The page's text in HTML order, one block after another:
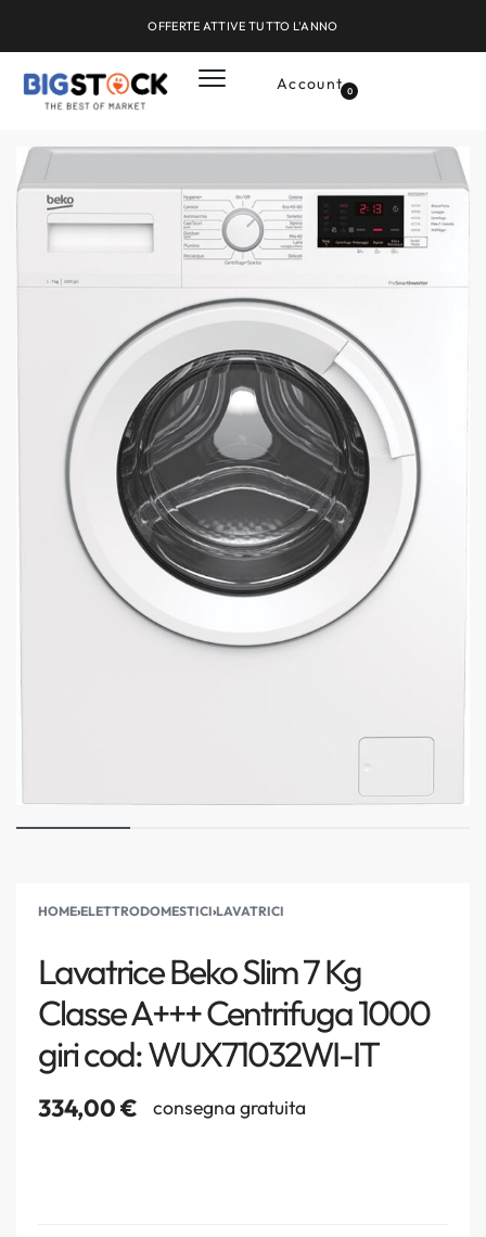
OFFERTE ATTIVE TUTTO L'ANNO
Account 0
HOME›ELETTRODOMESTICI›LAVATRICI
Lavatrice Beko Slim 7 Kg
Classe A+++ Centrifuga 1000
giri cod: WUX71032WI-IT
334,00€ consegna gratuita